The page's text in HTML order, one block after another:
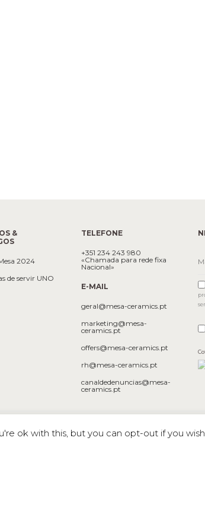
&
2024
de servir UNO
TELEFONE
+351 234 243 980
«Chamada para rede fixa
Nacional»
E-MAIL
geral@mesa-ceramics.pt
marketing@mesa-
ceramics.pt
offers@mesa-ceramics.pt
rh@mesa-ceramics.pt
canaldedenuncias@mesa-
ceramics.pt
ok with this, but you can opt-out if you